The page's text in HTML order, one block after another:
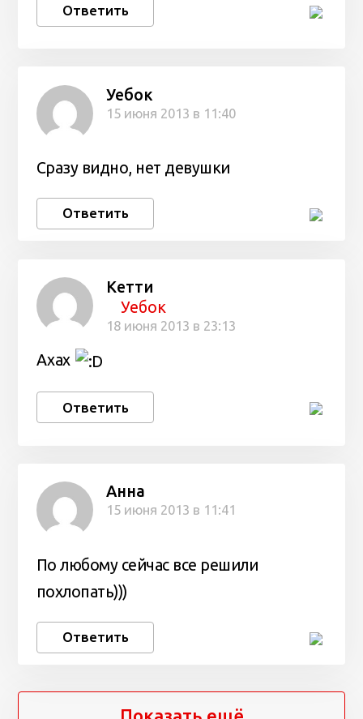
Ответить
Уебок
15 июня 2013 в 11:40
Сразу видно, нет девушки
Ответить
Кетти
Уебок
18 июня 2013 в 23:13
Ахах
Ответить
Анна
15 июня 2013 в 11:41
По любому сейчас все решили
похлопать)))
Ответить